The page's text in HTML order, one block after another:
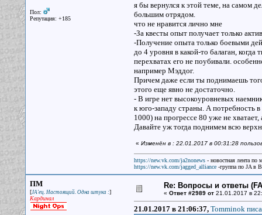
Пол:
Репутация: +185
я бы вернулся к этой теме, на самом
большим отрядом.
что не нравится лично мне
-За квесты опыт получает только
-Получение опыта только боевыми
до 4 уровня в какой-то балаган,
перехватах его не поубивали.
например Мэддог.
Причем даже если ты поднимаешь
этого еще явно не достаточно.
- В игре нет высокоуровневых
к юго-западу страны. А потребность
1000) на прогрессе 80 уже не
Давайте уж тогда поднимем всю
« Изменён в : 22.01.2017 в 00:31:28
https://new.vk.com/ja2nonews- новостная лента по
https://new.vk.com/jagged_alliance-группа по JA в
ПМ
[JA'ец. Настоящий. Одна штука :]
Кардинал
Re: Вопросы и ответы
« Ответ #2989 от21.01.2017 в
21.01.2017 в 21:06:37, Tomminok